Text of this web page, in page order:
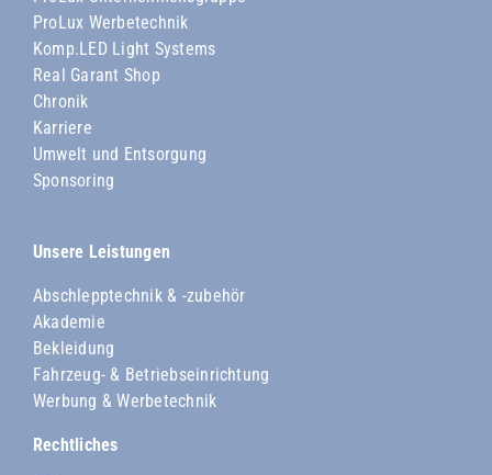
ProLux Werbetechnik
Komp.LED Light Systems
Real Garant Shop
Chronik
Karriere
Umwelt und Entsorgung
Sponsoring
Unsere Leistungen
Abschlepptechnik & -zubehör
Akademie
Bekleidung
Fahrzeug- & Betriebseinrichtung
Werbung & Werbetechnik
Rechtliches